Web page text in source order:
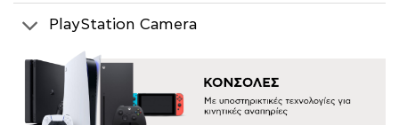
PlayStation Camera